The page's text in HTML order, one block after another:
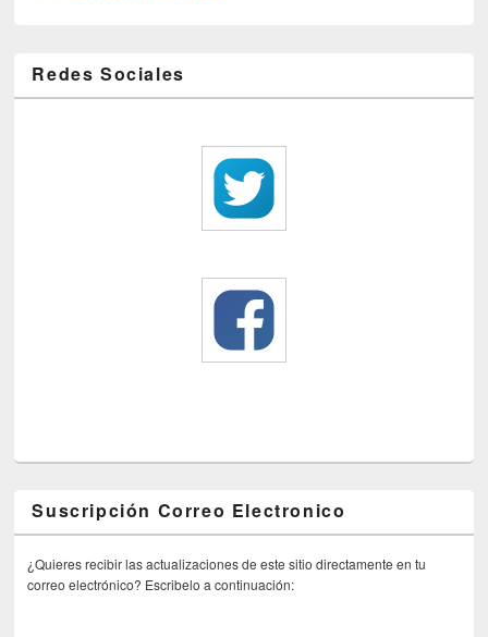
Redes Sociales
Suscripción Correo Electronico
¿Quieres recibir las actualizaciones de este sitio directamente en tu
correo electrónico? Escribelo a continuación: